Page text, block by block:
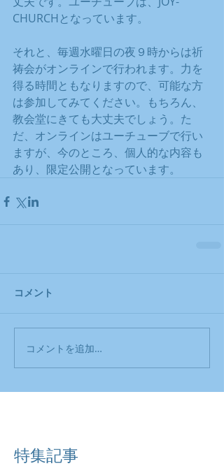
CHURCHとなっています。
それと、毎週水曜日の夜９時からは祈
祷会がオンラインで行われます。力を
得る時間ともなりますので、可能な方
は参加してみてください。もちろん、
教会堂にきても大丈夫でしょう。た
だ、オンラインはユーチューブで行い
ますが、今のところ、個人的な内容も
あり、限定公開となっています。
コメント
コメントを追加…
特集記事